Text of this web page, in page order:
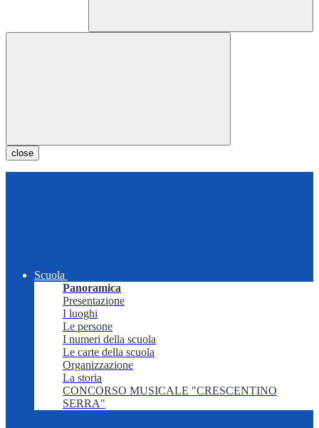
close
Scuola
Panoramica
Presentazione
I luoghi
Le persone
I numeri della scuola
Le carte della scuola
Organizzazione
La storia
CONCORSO MUSICALE "CRESCENTINO
SERRA"